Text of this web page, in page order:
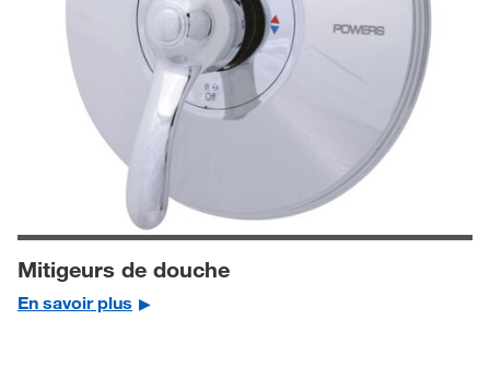
Mitigeurs de douche
En savoir plus